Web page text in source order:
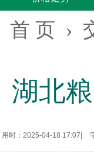
首 页 ›
湖北
用时：2025-04-18 17:07